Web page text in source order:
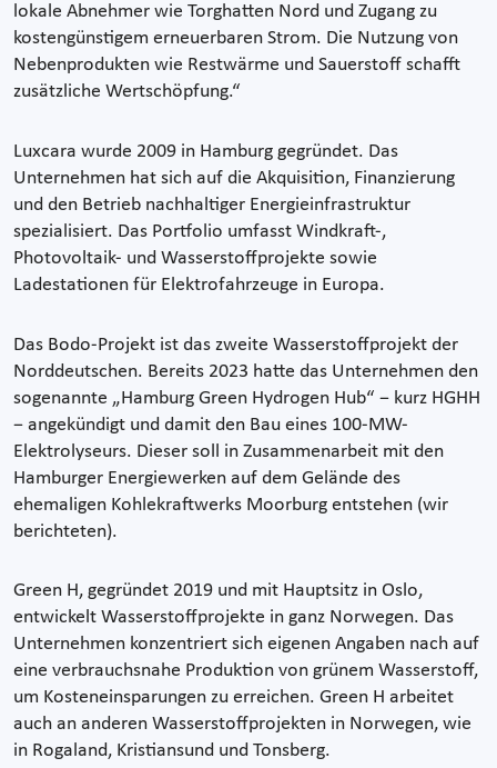
lokale Abnehmer wie Torghatten Nord und Zugang zu
kostengünstigem erneuerbaren Strom. Die Nutzung von
Nebenprodukten wie Restwärme und Sauerstoff schafft
zusätzliche Wertschöpfung.“
Luxcara wurde 2009 in Hamburg gegründet. Das
Unternehmen hat sich auf die Akquisition, Finanzierung
und den Betrieb nachhaltiger Energieinfrastruktur
spezialisiert. Das Portfolio umfasst Windkraft-,
Photovoltaik- und Wasserstoffprojekte sowie
Ladestationen für Elektrofahrzeuge in Europa.
Das Bodo-Projekt ist das zweite Wasserstoffprojekt der
Norddeutschen. Bereits 2023 hatte das Unternehmen den
sogenannte „Hamburg Green Hydrogen Hub“ − kurz HGHH
− angekündigt und damit den Bau eines 100-MW-
Elektrolyseurs. Dieser soll in Zusammenarbeit mit den
Hamburger Energiewerken auf dem Gelände des
ehemaligen Kohlekraftwerks Moorburg entstehen (wir
berichteten).
Green H, gegründet 2019 und mit Hauptsitz in Oslo,
entwickelt Wasserstoffprojekte in ganz Norwegen. Das
Unternehmen konzentriert sich eigenen Angaben nach auf
eine verbrauchsnahe Produktion von grünem Wasserstoff,
um Kosteneinsparungen zu erreichen. Green H arbeitet
auch an anderen Wasserstoffprojekten in Norwegen, wie
in Rogaland, Kristiansund und Tonsberg.